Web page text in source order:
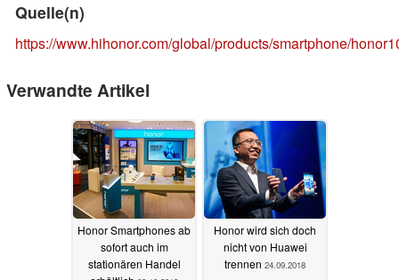
Quelle(n)
https://www.hihonor.com/global/products/smartphone/
Verwandte Artikel
Honor Smartphones ab
sofort auch im
stationären Handel
Honor wird sich doch
nicht von Huawei
trennen 24.09.2018